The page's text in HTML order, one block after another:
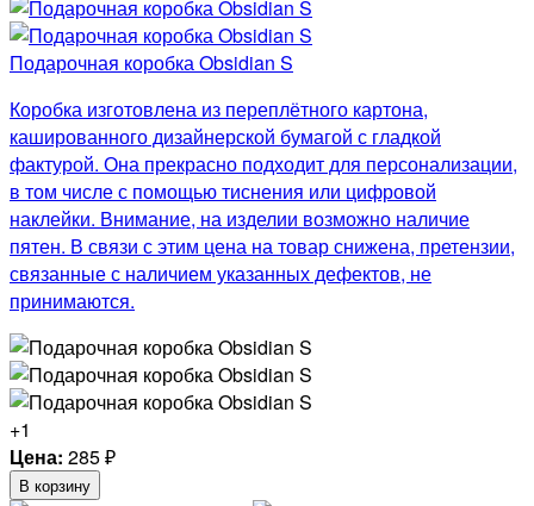
Подарочная коробка Obsidian S
Коробка изготовлена из переплётного картона,
кашированного дизайнерской бумагой с гладкой
фактурой. Она прекрасно подходит для персонализации,
в том числе с помощью тиснения или цифровой
наклейки. Внимание, на изделии возможно наличие
пятен. В связи с этим цена на товар снижена, претензии,
связанные с наличием указанных дефектов, не
принимаются.
+1
Цена: 285₽
В корзину